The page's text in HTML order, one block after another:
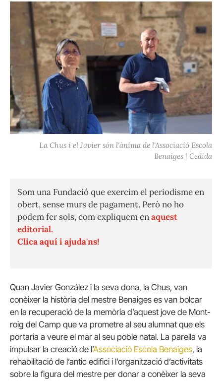
La Chus i el Javier són l'ànima de l'Associació Escola
Benaiges | Cedida
Som una Fundació que exercim el periodisme en
obert, sense murs de pagament. Però no ho
podem fer sols, com expliquem enaquest
editorial.
Clica aquí i ajuda'ns!
Quan Javier González i la seva dona, la Chus, van
conèixer la història del mestre Benaiges es van bolcar
en la recuperació de la memòria d’aquest jove de Mont-
roig del Camp que va prometre al seu alumnat que els
portaria a veure el mar al seu poble natal. La parella va
impulsar la creació de l’Associació Escola Benaiges, la
rehabilitació de l’antic edifici i l’organització d’activitats
sobre la figura del mestre per donar a conèixer la seva